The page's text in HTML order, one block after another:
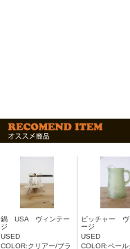
鍋 USA ヴィンテー
ジ
USED
COLOR:クリアー/ブラ
ピッチャー ヴ
ージ
USED
COLOR:ペール